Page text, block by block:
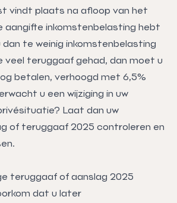
vindt plaats na afloop van het
aangifte inkomstenbelasting hebt
dan te weinig inkomstenbelasting
teruggaaf gehad, dan moet u
betalen, verhoogd met 6,5%
u een wijziging in uw
Laat dan uw
of teruggaaf 2025 controleren en
teruggaaf of aanslag 2025
dat u later